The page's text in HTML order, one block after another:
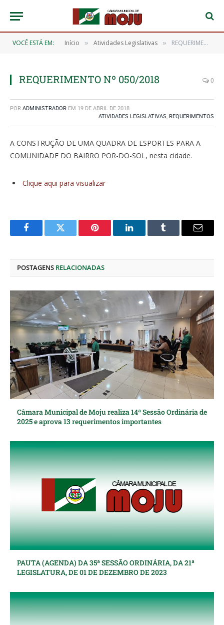
VOCÊ ESTÁ EM: Início » Atividades Legislativas » REQUERIMENTO Nº 050/2018
REQUERIMENTO Nº 050/2018 0
POR ADMINISTRADOR EM 19 DE ABRIL DE 2018
ATIVIDADES LEGISLATIVAS, REQUERIMENTOS
A CONSTRUÇÃO DE UMA QUADRA DE ESPORTES PARA A
COMUNIDADE DO BAIRRO POR-DO-SOL, nesta cidade.
Clique aqui para visualizar
FacebookTwitter Pinterest O
Tumblr
E-
POSTAGENS RELACIONADAS
Câmara Municipal de Moju realiza 14ª Sessão Ordinária de
2025 e aprova 13 requerimentos importantes
PAUTA (AGENDA) DA 35ª SESSÃO ORDINÁRIA, DA 21ª
LEGISLATURA, DE 01 DE DEZEMBRO DE 2023